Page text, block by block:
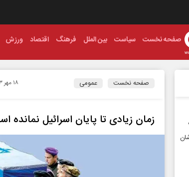
صفحه نخست سیاست بین الملل فرهنگ اقتصاد ورزش
صفحه نخست عمومی ۱۸ مهر ۱۴۰۳ - ۱۱:۳۷
زمان زیادی تا پایان اسرائیل نمانده